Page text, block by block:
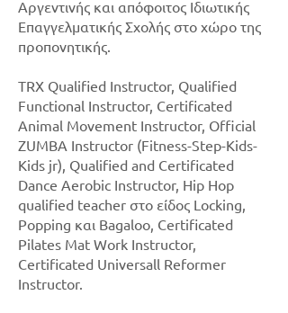
Αργεντινής και απόφοιτος Ιδιωτικής
Επαγγελματικής Σχολής στο χώρο της
προπονητικής.
TRX Qualified Instructor, Qualified
Functional Instructor, Certificated
Animal Movement Instructor, Official
ZUMBA Instructor (Fitness-Step-Kids-
Kids jr), Qualified and Certificated
Dance Aerobic Instructor, Hip Hop
qualified teacher στο είδος Locking,
Popping και Bagaloo, Certificated
Pilates Mat Work Instructor,
Certificated Universall Reformer
Instructor.